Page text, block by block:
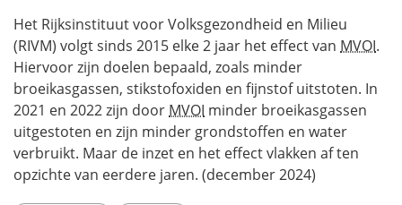
Het Rijksinstituut voor Volksgezondheid en Milieu
(RIVM) volgt sinds 2015 elke 2 jaar het effect van MVOI.
Hiervoor zijn doelen bepaald, zoals minder
broeikasgassen, stikstofoxiden en fijnstof uitstoten. In
2021 en 2022 zijn door MVOI minder broeikasgassen
uitgestoten en zijn minder grondstoffen en water
verbruikt. Maar de inzet en het effect vlakken af ten
opzichte van eerdere jaren. (december 2024)